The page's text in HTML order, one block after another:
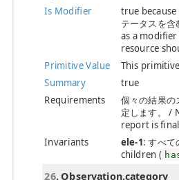
Is Modifier
true because
テータスを
as a
resource
Primitive Value
This
Summary
true
Requirements
個々の結果の
定します。 /
report is
Invariants
ele-1: すべ
children (
26. Observation.category